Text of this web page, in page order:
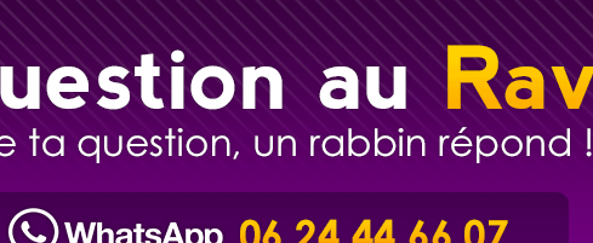
2 personnes viennent de nous rejoindre sur WhatsApp
30 personnes viennent de faire un don pour Sauvez la jambe de Yohan
Il reste 49 places pour étudier en groupe sur Zoom
3 personnes viennent de nous rejoindre sur WhatsApp
2 personnes viennent de nous rejoindre sur WhatsApp
2 personnes viennent de nous rejoindre sur WhatsApp